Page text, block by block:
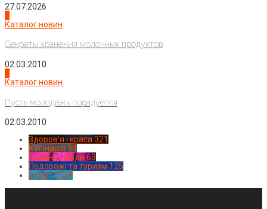
27.07.2026
Каталог новин
Секреты хранения молочных продуктов
02.03.2010
Каталог новин
Пусть молодежь порадуется
02.03.2010
Здоров'я і краса 321
Кулінарія 94
Новинки моди 63
Подорожі та туризм 125
Спорт1224